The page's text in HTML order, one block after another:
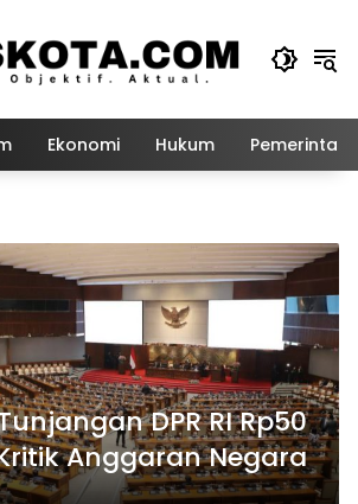
Ekonomi Hukum
DPR RI Rp50
Anggaran Negara